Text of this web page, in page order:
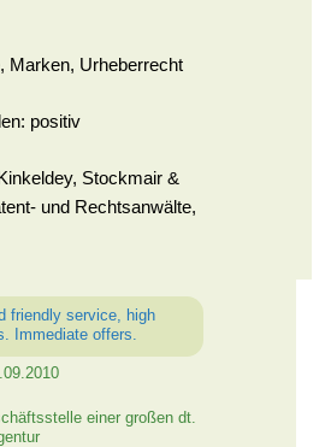
Marken, Urheberrecht
positiv
Stockmair &
und Rechtsanwälte,
friendly service, high
Immediate offers.
einer großen dt.